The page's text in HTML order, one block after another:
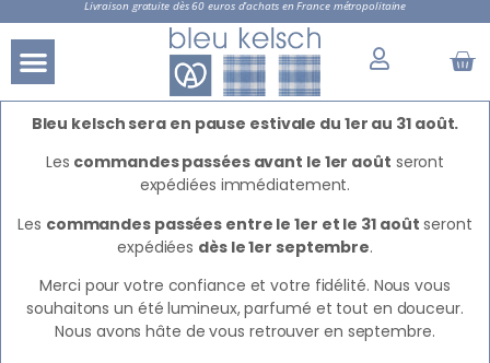
Livraison gratuite dès 60 euros d’achats en France métropolitaine
Bleu kelsch sera en pause estivale du 1er au 31 août.
Les commandes passées avant le 1er août seront
expédiées immédiatement.
Les commandes passées entre le 1er et le 31 août seront
expédiées dès le 1er septembre.
Merci pour votre confiance et votre fidélité. Nous vous
souhaitons un été lumineux, parfumé et tout en douceur.
Nous avons hâte de vous retrouver en septembre.